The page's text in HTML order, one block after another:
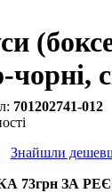
чорні,
701202741-012
Знайшли
73грн ЗА